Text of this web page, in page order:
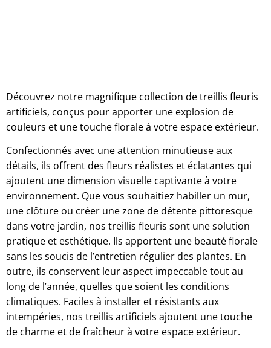
Découvrez notre magnifique collection de treillis fleuris
artificiels, conçus pour apporter une explosion de
couleurs et une touche florale à votre espace extérieur.
Confectionnés avec une attention minutieuse aux
détails, ils offrent des fleurs réalistes et éclatantes qui
ajoutent une dimension visuelle captivante à votre
environnement. Que vous souhaitiez habiller un mur,
une clôture ou créer une zone de détente pittoresque
dans votre jardin, nos treillis fleuris sont une solution
pratique et esthétique. Ils apportent une beauté florale
sans les soucis de l’entretien régulier des plantes. En
outre, ils conservent leur aspect impeccable tout au
long de l’année, quelles que soient les conditions
climatiques. Faciles à installer et résistants aux
intempéries, nos treillis artificiels ajoutent une touche
de charme et de fraîcheur à votre espace extérieur.